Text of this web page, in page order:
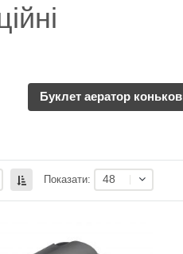
Буклет аератор
Показати: 48